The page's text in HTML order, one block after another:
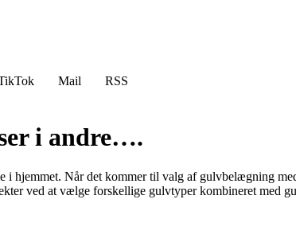
Mail
RSS
i andre….
hjemmet. Når det kommer til valg af gulvbelægning
ved at vælge forskellige gulvtyper kombineret med